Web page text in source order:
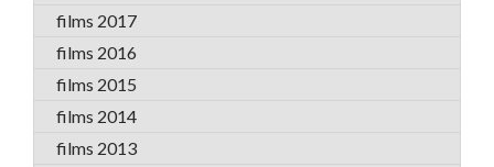
films 2017
films 2016
films 2015
films 2014
films 2013